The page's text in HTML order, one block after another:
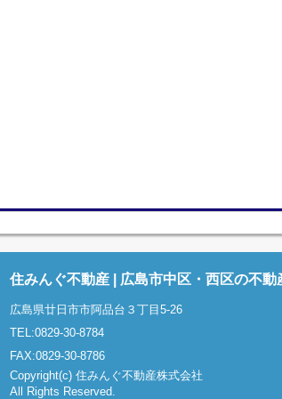
住みんぐ不動産 | 広島市中区・西区の不動
広島県廿日市市阿品台３丁目5-26
TEL:0829-30-8784
FAX:0829-30-8786
Copyright(c) 住みんぐ不動産株式会社
All Rights Reserved.